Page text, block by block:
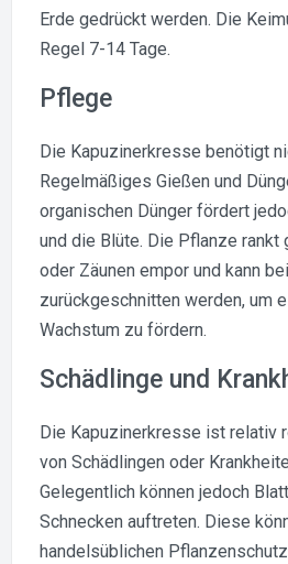
Erde gedrückt werden. Die
Regel 7-14 Tage.
Pflege
Die Kapuzinerkresse benötigt
Regelmäßiges Gießen und
organischen Dünger fördert
und die Blüte. Die Pflanze rankt
oder Zäunen empor und kann
zurückgeschnitten werden, um
Wachstum zu fördern.
Schädlinge und
Die Kapuzinerkresse ist relativ
von Schädlingen oder
Gelegentlich können jedoch
Schnecken auftreten. Diese
handelsüblichen